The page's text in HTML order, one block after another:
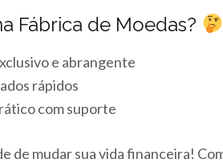
Fábrica de Moedas?
e abrangente
rápidos
com suporte
de mudar sua vida financeira!